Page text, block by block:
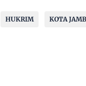
HUKRIM KOTA